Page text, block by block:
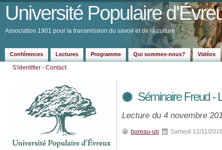
Université Populaire
Association 1901 pour la transmission du savoir et de la culture
Conférences Lectures Programme Qui sommes-nous? Vidéos
S'identifier - Contact
Séminaire Freud -
Lecture du 4 novembre
bureau-up Samedi 12/11/